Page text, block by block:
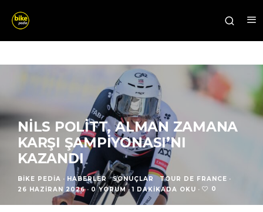
NILS POLITT, ALMAN ZAMANA
KARŞI ŞAMPIYONASI’NI
KAZANDI
BIKE PEDIA · HABERLER SONUÇLAR TOUR DE FRANCE ·
26 HAZIRAN 2026 · 0 YORUM · 1 DAKIKADA OKU · 0